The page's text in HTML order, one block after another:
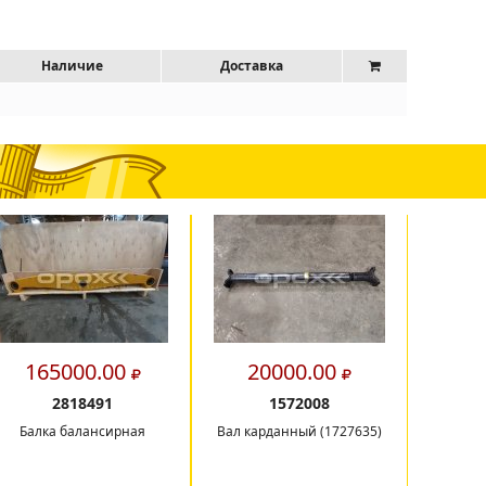
Наличие
Доставка
165000.00
2818491
Балка балансирная
20000.00
1572008
Вал карданный (1727635)